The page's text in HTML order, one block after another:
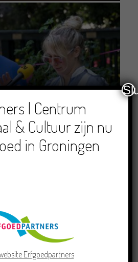
Verslag Zomor Wat
kinderboek met
verhalen
| Centrum
& Cultuur zijn nu
in Groningen
Erfgoedpartners